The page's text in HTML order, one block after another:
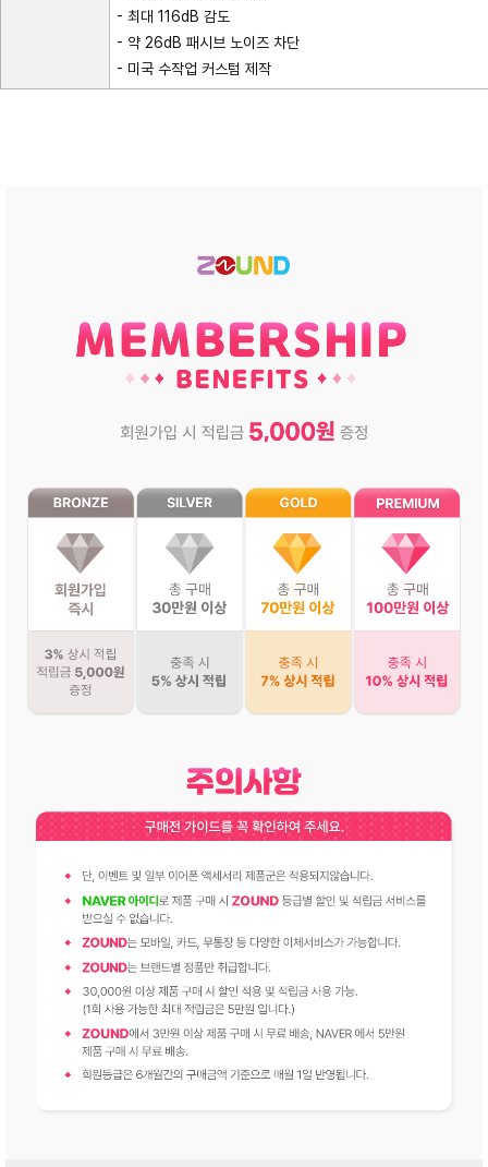
- 최대 116dB 감도
- 약 26dB 패시브 노이즈 차단
- 미국 수작업 커스텀 제작